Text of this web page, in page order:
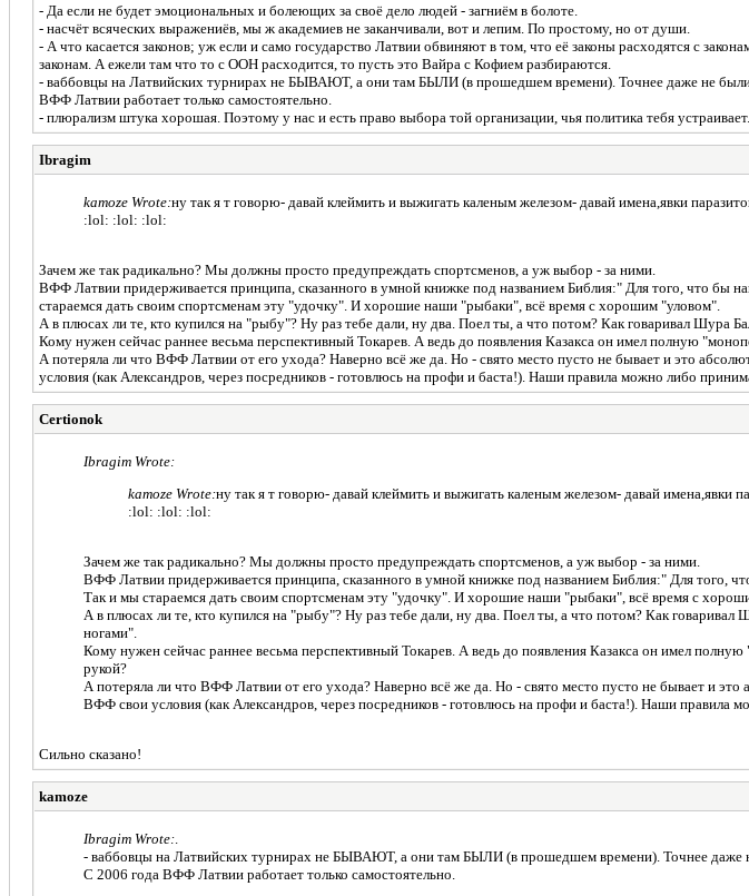
- Да если не будет эмоциональных и болеющих за своё дело людей - загниём в болоте.
- насчёт всяческих выражениёв, мы ж академиев не заканчивали, вот и лепим. По простому, но от души.
- А что касается законов; уж если и само государство Латвии обвиняют в том, что её законы расходятся с
законам. А ежели там что то с ООН расходится, то пусть это Вайра с Кофием разбираются.
- ваббовцы на Латвийских турнирах не БЫВАЮТ, а они там БЫЛИ (в прошедшем времени). Точнее даже не
ВФФ Латвии работает только самостоятельно.
- плюрализм штука хорошая. Поэтому у нас и есть право выбора той организации, чья политика тебя
Ibragim
kamoze Wrote:ну так я т говорю- давай клеймить и выжигать каленым железом- давай имена,явки
:lol: :lol: :lol:
Зачем же так радикально? Мы должны просто предупреждать спортсменов, а уж выбор - за ними.
ВФФ Латвии придерживается принципа, сказанного в умной книжке под названием Библия:" Для того, что бы
стараемся дать своим спортсменам эту "удочку". И хорошие наши "рыбаки", всё время с хорошим "уловом".
А в плюсах ли те, кто купился на "рыбу"? Ну раз тебе дали, ну два. Поел ты, а что потом? Как говаривал Шура
Кому нужен сейчас раннее весьма перспективный Токарев. А ведь до появления Казакса он имел полную
А потеряла ли что ВФФ Латвии от его ухода? Наверно всё же да. Но - свято место пусто не бывает и это
условия (как Александров, через посредников - готовлюсь на профи и баста!). Наши правила можно либо
Certionok
Ibragim Wrote:
kamoze Wrote:ну так я т говорю- давай клеймить и выжигать каленым железом- давай имена,явки
:lol: :lol: :lol:
Зачем же так радикально? Мы должны просто предупреждать спортсменов, а уж выбор - за ними.
ВФФ Латвии придерживается принципа, сказанного в умной книжке под названием Библия:" Для того,
Так и мы стараемся дать своим спортсменам эту "удочку". И хорошие наши "рыбаки", всё время с
А в плюсах ли те, кто купился на "рыбу"? Ну раз тебе дали, ну два. Поел ты, а что потом? Как
ногами".
Кому нужен сейчас раннее весьма перспективный Токарев. А ведь до появления Казакса он имел
рукой?
А потеряла ли что ВФФ Латвии от его ухода? Наверно всё же да. Но - свято место пусто не бывает и
ВФФ свои условия (как Александров, через посредников - готовлюсь на профи и баста!). Наши правила
Сильно сказано!
kamoze
Ibragim Wrote:
- ваббовцы на Латвийских турнирах не БЫВАЮТ, а они там БЫЛИ (в прошедшем времени). Точнее даже
С 2006 года ВФФ Латвии работает только самостоятельно.